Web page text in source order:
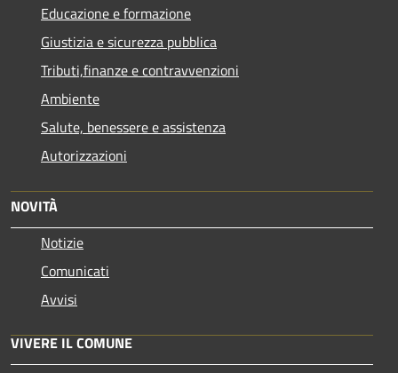
Educazione e formazione
Giustizia e sicurezza pubblica
Tributi,finanze e contravvenzioni
Ambiente
Salute, benessere e assistenza
Autorizzazioni
NOVITÀ
Notizie
Comunicati
Avvisi
VIVERE IL COMUNE